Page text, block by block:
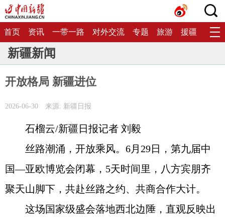
首页 资讯 一带一路 对外交流 专题 旅游 援疆 生态
新疆新闻
开放格局 新疆进位
2026-06-30 来源: 新疆日报
石榴云/新疆日报记者 刘毅
丝路潮涌，开放乘风。6月29日，第九届中
国—亚欧博览会闭幕，5天时间里，八方宾朋齐
聚天山脚下，共赴丝路之约、共商合作大计。
这场国家级盛会落地西北边陲，直观反映出